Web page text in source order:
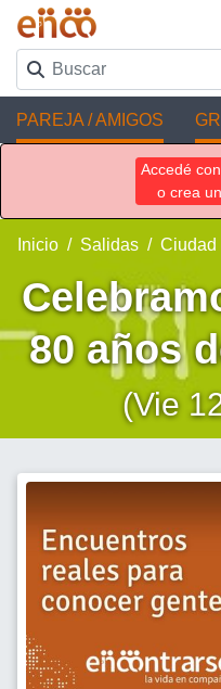
PAREJA / AMIGOS
Accedé
o crea
Inicio Salidas Ciudad
80 años
(Vie